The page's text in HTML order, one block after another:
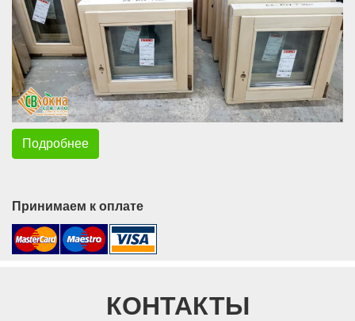
Подробнее
Принимаем к оплате
КОНТАКТЫ